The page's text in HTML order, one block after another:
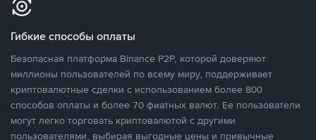
Гибкие способы оплаты
Безопасная платформа Binance P2P, которой доверяют
миллионы пользователей по всему миру, поддерживает
криптовалютные сделки с использованием более 800
способов оплаты и более 70 фиатных валют. Ее пользователи
могут легко торговать криптовалютой с другими
пользователями, выбирая выгодные цены и привычные